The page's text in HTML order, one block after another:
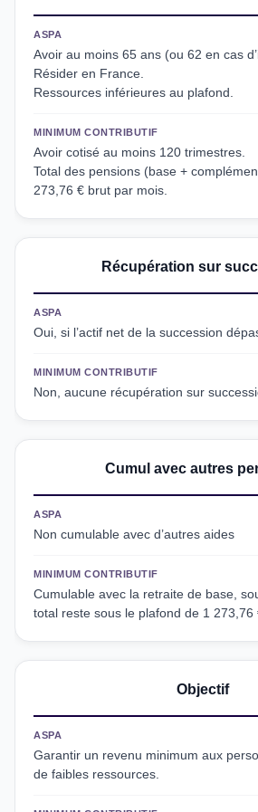
ASPA
Avoir au moins 65 ans (ou 62 en cas
Résider en France.
Ressources inférieures au plafond.
MINIMUM CONTRIBUTIF
Avoir cotisé au moins 120 trimestres.
Total des pensions (base +
273,76 € brut par mois.
Récupération sur
ASPA
Oui, si l’actif net de la succession
MINIMUM CONTRIBUTIF
Non, aucune récupération sur
Cumul avec autres
ASPA
Non cumulable avec d’autres aides
MINIMUM CONTRIBUTIF
Cumulable avec la retraite de base,
total reste sous le plafond de 1 273,76
Objectif
ASPA
Garantir un revenu minimum aux
de faibles ressources.